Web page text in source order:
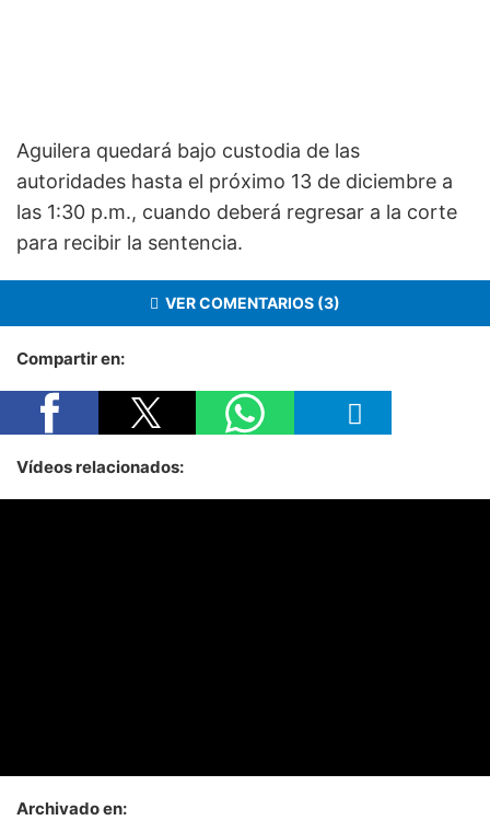
Aguilera quedará bajo custodia de las
autoridades hasta el próximo 13 de diciembre a
las 1:30 p.m., cuando deberá regresar a la corte
para recibir la sentencia.
VER COMENTARIOS (3)
Compartir en:
Vídeos relacionados:
Archivado en: